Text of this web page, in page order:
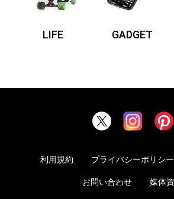
LIFE GADGET
利用規約 プライバシーポリシー
お問い合わせ 媒体